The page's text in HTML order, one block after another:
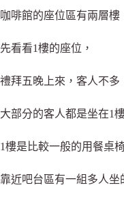
咖啡館的座位區有兩層樓
先看看1樓的座位，
禮拜五晚上來，客人不多
大部分的客人都是坐在1
1樓是比較一般的用餐桌椅
靠近吧台區有一組多人坐